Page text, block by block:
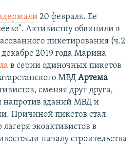
20 февраля. Ее
Активистку обвинили в
пикетирования (ч.2
2019 года Марина
в серии одиночных пикетов
МВД Артема
сменяя друг друга,
напротив зданий МВД и
Причиной пикетов стал
лагеря экоактивистов в
началу строительства